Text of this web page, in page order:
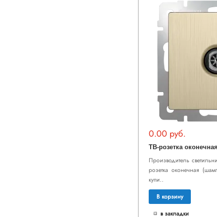
0.00 руб.
Производитель
розетка оконечная
купи..
В корзину
в закладки